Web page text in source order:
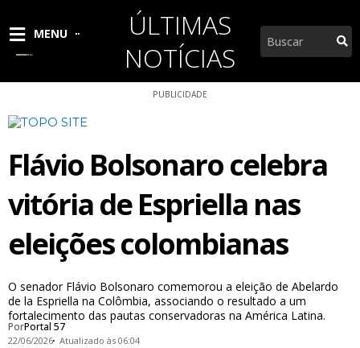
MENU
ÚLTIMAS
NOTÍCIAS
Pesquisar
PUBLICIDADE
Flávio Bolsonaro celebra
vitória de Espriella nas
eleições colombianas
O senador Flávio Bolsonaro comemorou a eleição de Abelardo
de la Espriella na Colômbia, associando o resultado a um
fortalecimento das pautas conservadoras na América Latina.
PorPortal 57
22/06/2026 Atualizado às 06:04